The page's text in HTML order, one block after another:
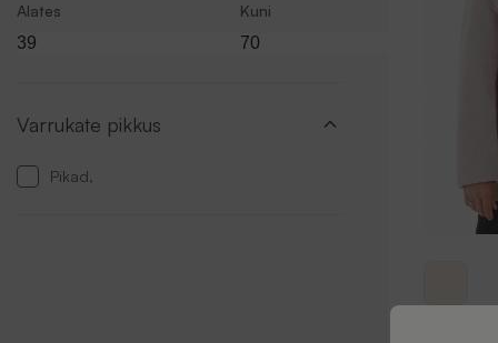
Alates Kuni
Varrukate pikkus
Pikad,